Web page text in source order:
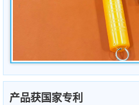
产品获国家专利